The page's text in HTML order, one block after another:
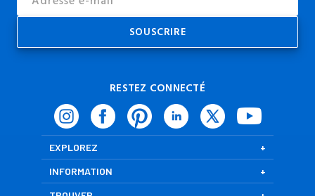
Address
RESTEZ CONNECTÉ
EXPLOREZ
INFORMATION